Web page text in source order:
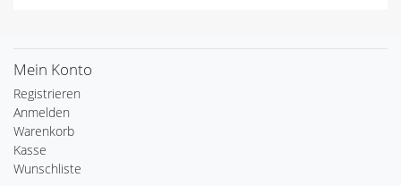
Mein Konto
Registrieren
Anmelden
Warenkorb
Kasse
Wunschliste